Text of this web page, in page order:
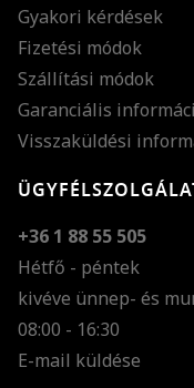
Gyakori kérdések
Fizetési módok
Szállítási módok
Garanciális
Visszaküldési
+36 1 88 55 505
Hétfő - péntek
kivéve ünnep- és
08:00 - 16:30
E-mail küldése